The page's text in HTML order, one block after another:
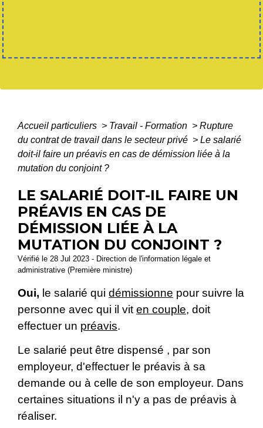
Accueil particuliers > Travail - Formation > Rupture
du contrat de travail dans le secteur privé > Le salarié
doit-il faire un préavis en cas de démission liée à la
mutation du conjoint ?
LE SALARIÉ DOIT-IL FAIRE UN
PRÉAVIS EN CAS DE
DÉMISSION LIÉE À LA
MUTATION DU CONJOINT ?
Vérifié le 28 Jul 2023 - Direction de l'information légale et
administrative (Première ministre)
Oui, le salarié qui démissionne pour suivre la
personne avec qui il vit en couple, doit
effectuer un préavis.
Le salarié peut être dispensé , par son
employeur, d'effectuer le préavis à sa
demande ou à celle de son employeur. Dans
certaines situations il n'y a pas de préavis à
réaliser.